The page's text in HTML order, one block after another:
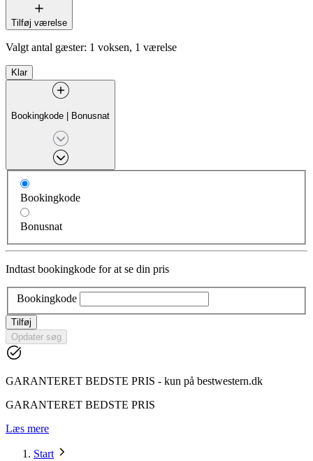
Tilføj værelse
Valgt antal gæster: 1 voksen, 1 værelse
Klar
Bookingkode | Bonusnat
Bookingkode
Bonusnat
Indtast bookingkode for at se din pris
Bookingkode
Tilføj
Opdater søg
GARANTERET BEDSTE PRIS - kun på bestwestern.dk
GARANTERET BEDSTE PRIS
Læs mere
Start